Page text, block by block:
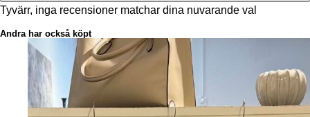
Tyvärr, inga recensioner matchar dina nuvarande val
Andra har också köpt